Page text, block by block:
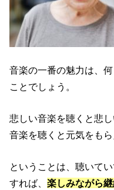
音楽の一番の魅力は、
ことでしょう。
悲しい音楽を聴くと悲
音楽を聴くと元気をもら
ということは、聴いて
すれば、楽しみながら